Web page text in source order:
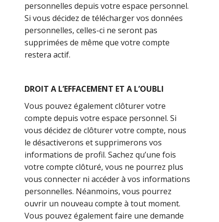
personnelles depuis votre espace personnel.
Si vous décidez de télécharger vos données
personnelles, celles-ci ne seront pas
supprimées de même que votre compte
restera actif.
DROIT A L’EFFACEMENT ET A L’OUBLI
Vous pouvez également clôturer votre
compte depuis votre espace personnel. Si
vous décidez de clôturer votre compte, nous
le désactiverons et supprimerons vos
informations de profil. Sachez qu’une fois
votre compte clôturé, vous ne pourrez plus
vous connecter ni accéder à vos informations
personnelles. Néanmoins, vous pourrez
ouvrir un nouveau compte à tout moment.
Vous pouvez également faire une demande